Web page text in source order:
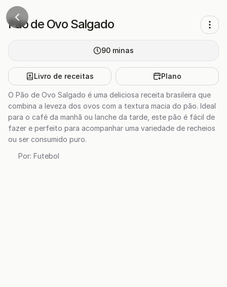
Pão de Ovo Salgado
90 minas
Livro de receitas Plano
O Pão de Ovo Salgado é uma deliciosa receita brasileira que
combina a leveza dos ovos com a textura macia do pão. Ideal
para o café da manhã ou lanche da tarde, este pão é fácil de
fazer e perfeito para acompanhar uma variedade de recheios
ou ser consumido puro.
Por: Futebol